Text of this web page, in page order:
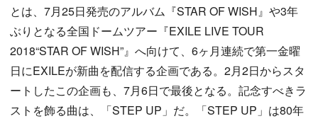
とは、7月25日発売のアルバム『STAR OF WISH』や3年
ぶりとなる全国ドームツアー『EXILE LIVE TOUR
2018“STAR OF WISH”』へ向けて、6ヶ月連続で第一金曜
日にEXILEが新曲を配信する企画である。2月2日からスタ
ートしたこの企画も、7月6日で最後となる。記念すべきラ
ストを飾る曲は、「STEP UP」だ。「STEP UP」は80年